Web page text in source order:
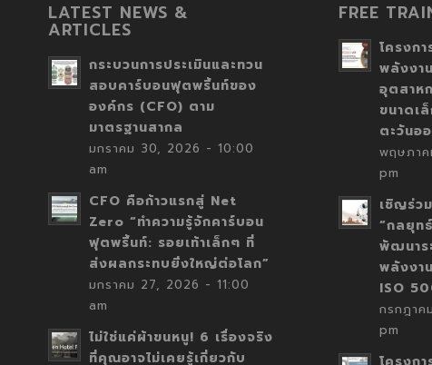
LATEST NEWS &
ARTICLES
กระบวนการประเมินและทวน
สอบคาร์บอนฟุตพริ้นท์ของ
องค์กร (CFO) ตาม
มาตรฐานสากล
มกราคม 30, 2026 - 10:00
am
CFO คือก้าวแรกสู่ Net
Zero “ทำความรู้จักคาร์บอน
ฟุตพริ้นท์: รอยเท้าเล็กๆ ที่
ส่งผลกระทบยิ่งใหญ่ต่อโลก”
มกราคม 27, 2026 - 11:00
am
ไม่ใช่แค่ผ้าขนหนู! 6 เรื่องจริง
ที่คุณอาจไม่เคยรู้เกี่ยวกับ
FREE
โครงก
พลังงา
อุตสาห
ขนาดเ
ตะวันอ
พฤษภา
pm
เชิญร่ว
“กลยุท
พัฒนาร
พลังงา
ISO
กรกฎา
pm